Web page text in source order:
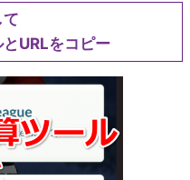
URLをコピー